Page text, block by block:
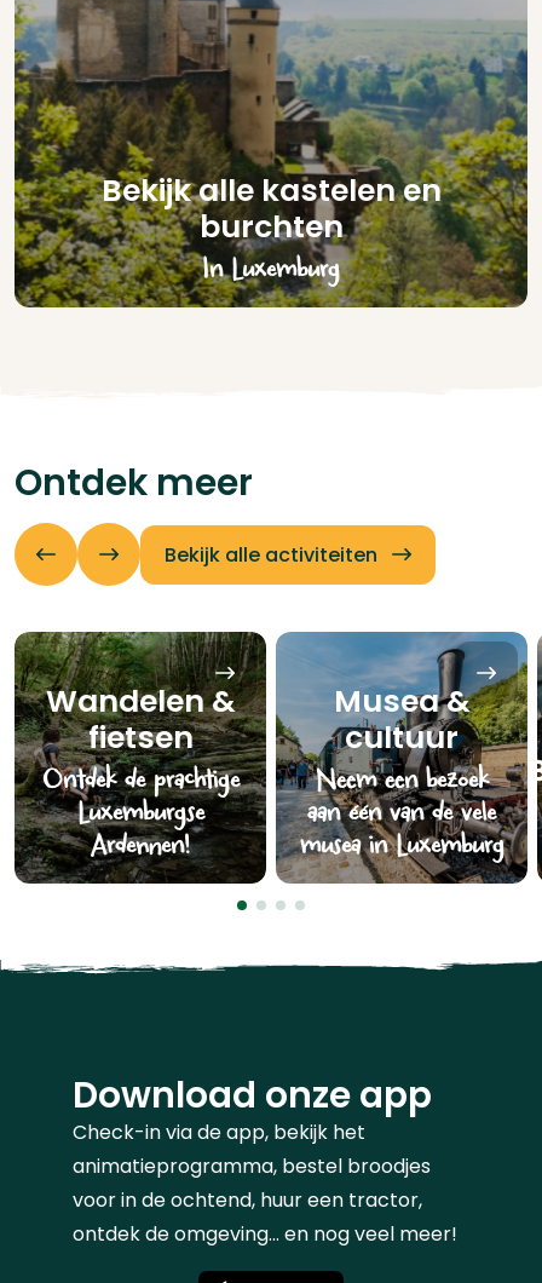
Bekijk alle kastelen en
burchten
In Luxemburg
Ontdek meer
Bekijk alle activiteiten
Wandelen &
fietsen
Ontdek de prachtige
Luxemburgse
Ardennen!
Musea &
cultuur
Neem een bezoek
aan één van de vele
musea in Luxemburg
Download onze app
Check-in via de app, bekijk het
animatieprogramma, bestel broodjes
voor in de ochtend, huur een tractor,
ontdek de omgeving... en nog veel meer!